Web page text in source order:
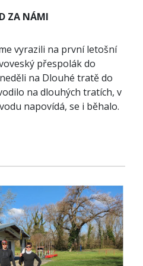
ZA NÁMI
vyrazili na první letošní
přespolák do
na Dlouhé tratě do
na dlouhých tratích, v
napovídá, se i běhalo.